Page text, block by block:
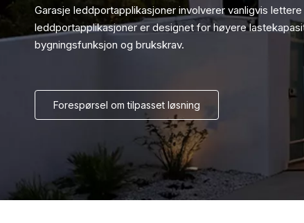
Garasje leddportapplikasjoner involverer vanligvis
leddportapplikasjoner er designet for høyere
bygningsfunksjon og brukskrav.
Forespørsel om tilpasset løsning